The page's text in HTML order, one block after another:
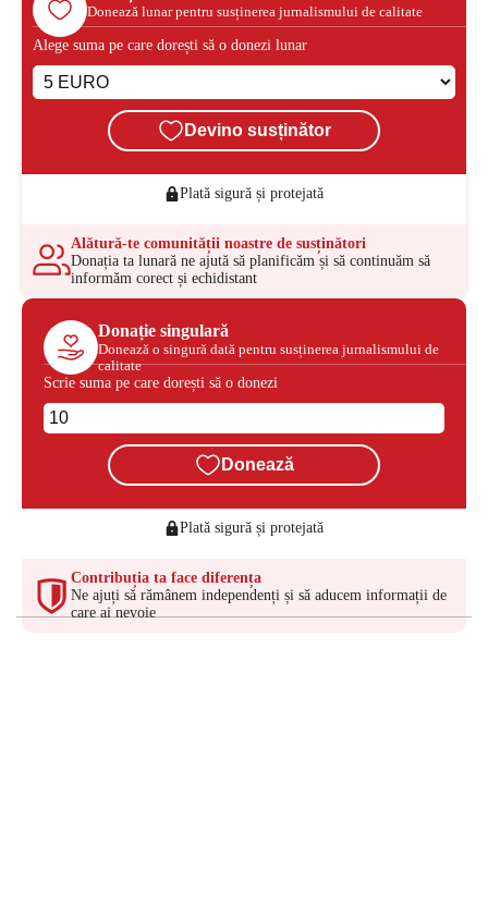
Donează lunar pentru susținerea jurnalismului de calitate
Alege suma pe care dorești să o donezi lunar
Devino susținător
Plată sigură și protejată
Alătură-te comunității noastre de susținători
Donația ta lunară ne ajută să planificăm și să continuăm să
informăm corect și echidistant
Donație singulară
Donează o singură dată pentru susținerea jurnalismului de
calitate
Scrie suma pe care dorești să o donezi
Donează
Plată sigură și protejată
Contribuția ta face diferența
Ne ajuți să rămânem independenți și să aducem informații de
care ai nevoie